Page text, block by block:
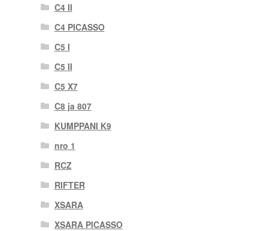
C4 II
C4 PICASSO
C5 I
C5 II
C5 X7
C8 ja 807
KUMPPANI K9
nro 1
RCZ
RIFTER
XSARA
XSARA PICASSO